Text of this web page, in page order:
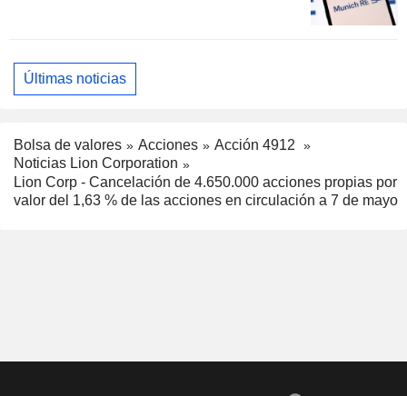
Últimas noticias
Bolsa de valores Acciones
Acción 4912
Noticias Lion Corporation
Lion Corp - Cancelación de 4.650.000 acciones propias por
valor del 1,63 % de las acciones en circulación a 7 de mayo